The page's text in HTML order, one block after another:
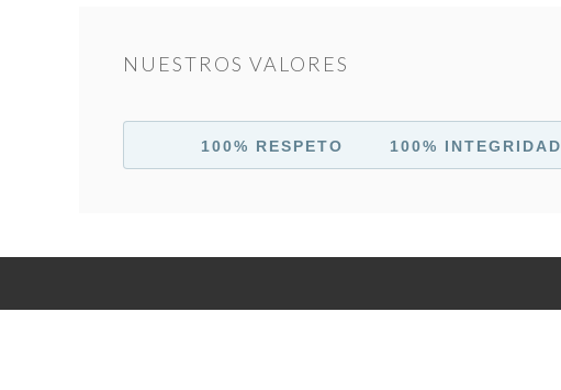
NUESTROS VALORES
100% RESPETO 100% INTEGRIDAD